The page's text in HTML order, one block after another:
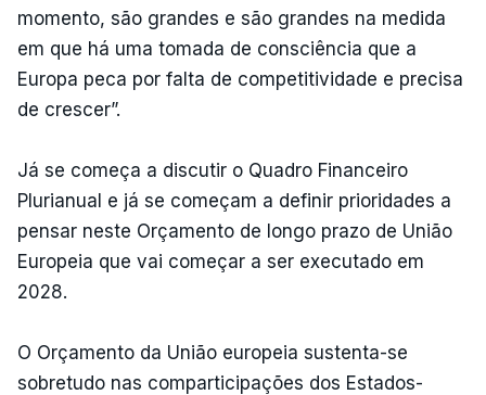
momento, são grandes e são grandes na medida
em que há uma tomada de consciência que a
Europa peca por falta de competitividade e precisa
de crescer”.
Já se começa a discutir o Quadro Financeiro
Plurianual e já se começam a definir prioridades a
pensar neste Orçamento de longo prazo de União
Europeia que vai começar a ser executado em
2028.
O Orçamento da União europeia sustenta-se
sobretudo nas comparticipações dos Estados-